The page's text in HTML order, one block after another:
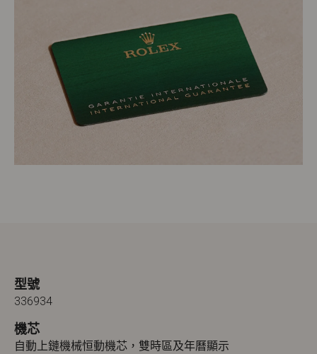
型號
336934
機芯
自動上鏈機械恒動機芯，雙時區及年曆顯示